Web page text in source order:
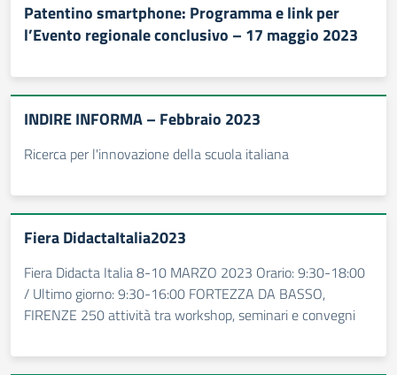
Patentino smartphone: Programma e link per
l’Evento regionale conclusivo – 17 maggio 2023
INDIRE INFORMA – Febbraio 2023
Ricerca per l'innovazione della scuola italiana
Fiera DidactaItalia2023
Fiera Didacta Italia 8-10 MARZO 2023 Orario: 9:30-18:00
/ Ultimo giorno: 9:30-16:00 FORTEZZA DA BASSO,
FIRENZE 250 attività tra workshop, seminari e convegni